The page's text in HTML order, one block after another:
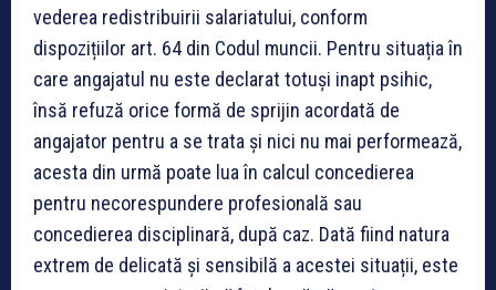
vederea redistribuirii salariatului, conform
dispozițiilor art. 64 din Codul muncii. Pentru situația în
care angajatul nu este declarat totuși inapt psihic,
însă refuză orice formă de sprijin acordată de
angajator pentru a se trata și nici nu mai performează,
acesta din urmă poate lua în calcul concedierea
pentru necorespundere profesională sau
concedierea disciplinară, după caz. Dată fiind natura
extrem de delicată și sensibilă a acestei situații, este